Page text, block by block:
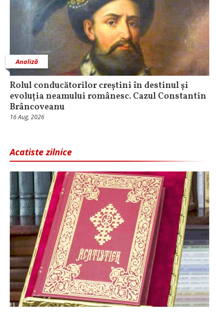
Analiză
Rolul conducătorilor creștini în destinul și
evoluția neamului românesc. Cazul Constantin
Brâncoveanu
16 Aug, 2026
Acatiste zilnice